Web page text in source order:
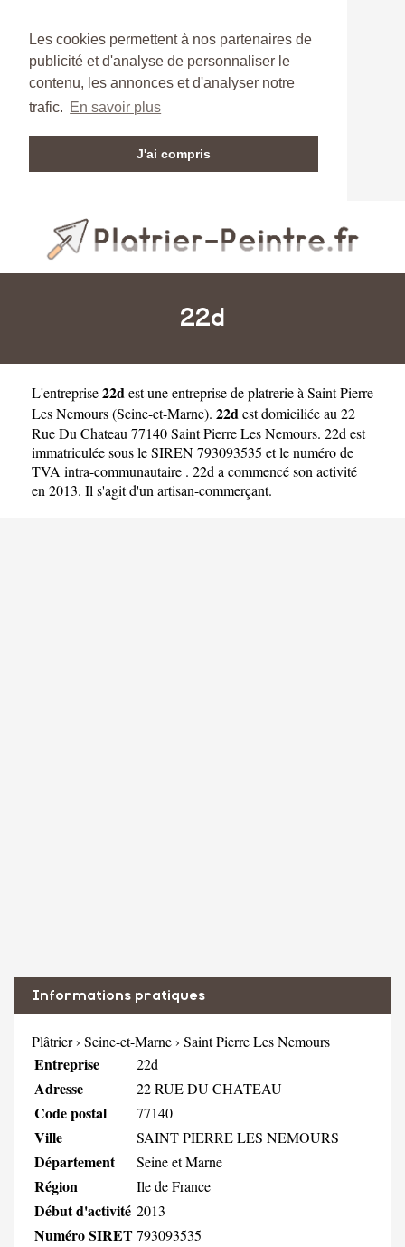
Les cookies permettent à nos partenaires de
publicité et d'analyse de personnaliser le
contenu, les annonces et d'analyser notre
trafic. En savoir plus
J'ai compris
22d
L'entreprise22dest uneentreprise de platrerie à Saint Pierre
Les Nemours(Seine-et-Marne). 22dest domiciliée au 22
Rue Du Chateau 77140 Saint Pierre Les Nemours. 22d est
immatriculée sous le SIREN 793093535 et le numéro de
TVA intra-communautaire . 22d a commencé son activité
en 2013. Il s'agit d'un artisan-commerçant.
Informations pratiques
Plâtrier› Seine-et-Marne› Saint Pierre Les Nemours
Entreprise 22d
Adresse 22 RUE DU CHATEAU
Code postal 77140
Ville SAINT PIERRE LES NEMOURS
Département Seine et Marne
Région Ile de France
Début d'activité 2013
Numéro SIRET793093535